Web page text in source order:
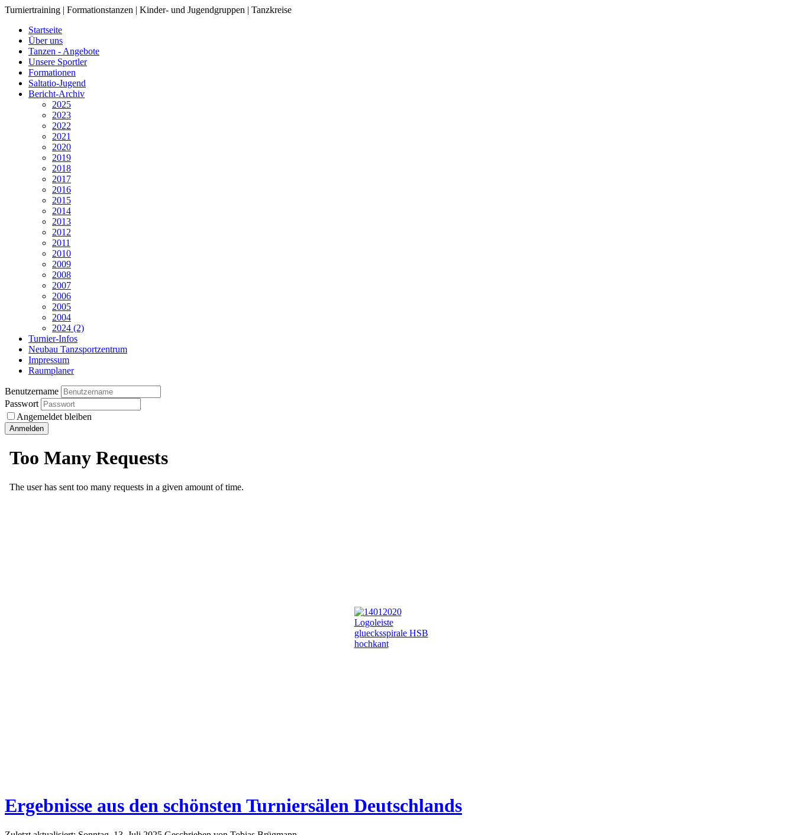
Turniertraining | Formationstanzen | Kinder- und Jugendgruppen | Tanzkreise
Startseite
Über uns
Tanzen - Angebote
Unsere Sportler
Formationen
Saltatio-Jugend
Bericht-Archiv
2025
2023
2022
2021
2020
2019
2018
2017
2016
2015
2014
2013
2012
2011
2010
2009
2008
2007
2006
2005
2004
2024 (2)
Turnier-Infos
Neubau Tanzsportzentrum
Impressum
Raumplaner
Benutzername
Passwort
Angemeldet bleiben
Ergebnisse aus den schönsten Turniersälen Deutschlands